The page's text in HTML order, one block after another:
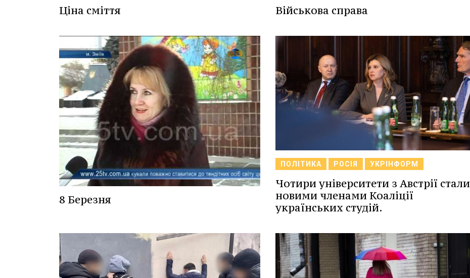
Ціна сміття Військова справа
8 Березня
ПОЛІТИКА РОСІЯ УКРІНФОРМ
Чотири університети з Австрії стали
новими членами Коаліції
українських студій.